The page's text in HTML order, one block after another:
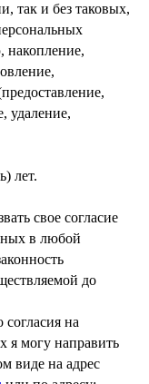
так и без таковых,
накопление,
удаление,
лет.
свое согласие
в любой
до
на
я могу направить
виде на адрес